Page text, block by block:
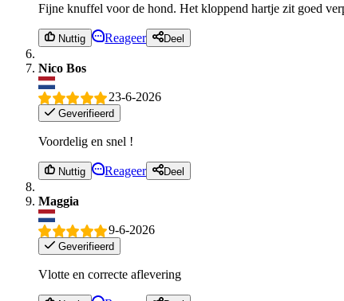
Fijne knuffel voor de hond. Het kloppend hartje zit goed
Nuttig Reageer Deel
Nico Bos
23-6-2026
Geverifieerd
Voordelig en snel !
Nuttig Reageer Deel
Maggia
9-6-2026
Geverifieerd
Vlotte en correcte aflevering